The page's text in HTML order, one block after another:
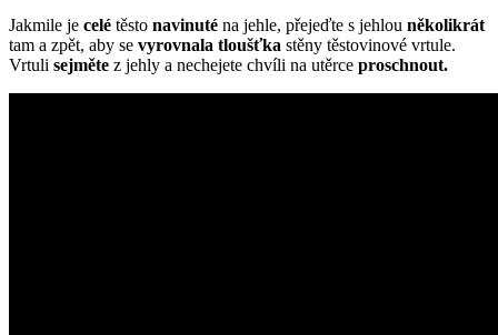
Jakmile je celé těsto navinuté na jehle, přejeďte s jehlou několikrát
tam a zpět, aby se vyrovnala tloušťka stěny těstovinové vrtule.
Vrtuli sejměte z jehly a nechejete chvíli na utěrce proschnout.